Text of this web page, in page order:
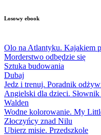
Losowy ebook
Olo na Atlantyku. Kajakiem
Morderstwo odbędzie się
Sztuka budowania
Dubaj
Jedz i trenuj. Poradnik
Angielski dla dzieci.
Walden
Wodne kolorowanie. My
Złoczyńcy znad Nilu
Ubierz misie. Przedszkole